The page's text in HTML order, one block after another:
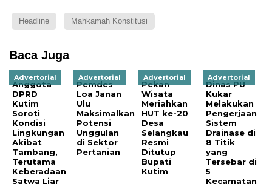
Headline Mahkamah Konstitusi
Baca Juga
Advertorial
Anggota
DPRD
Kutim
Soroti
Kondisi
Lingkungan
Akibat
Tambang,
Terutama
Keberadaan
Satwa Liar
Advertorial
Pemdes
Loa Janan
Ulu
Maksimalkan
Potensi
Unggulan
di Sektor
Pertanian
Advertorial
Pekan
Wisata
Meriahkan
HUT ke-20
Desa
Selangkau
Resmi
Ditutup
Bupati
Kutim
Advertorial
Dinas PU
Kukar
Melakukan
Pengerjaan
Sistem
Drainase di
8 Titik
yang
Tersebar di
5
Kecamatan